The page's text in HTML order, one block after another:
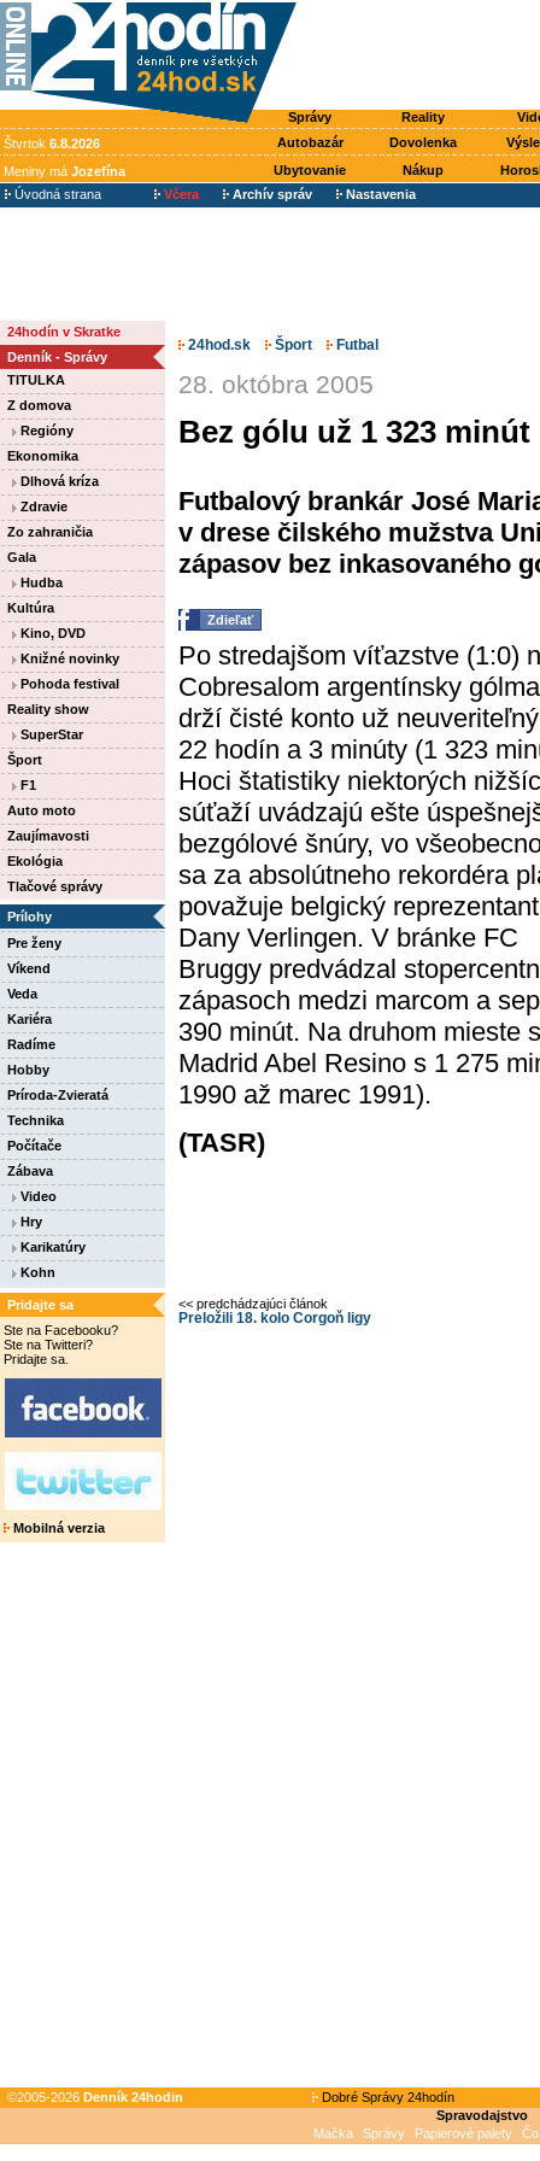
Správy Reality
Štvrtok 6.8.2026 Autobazár Dovolenka
Meniny má Jozefína Ubytovanie Nákup
Úvodná strana
Včera Archív správ Nastavenia
24hodín v Skratke
Denník - Správy
TITULKA
Z domova
Regióny
Ekonomika
Dlhová kríza
Zdravie
Zo zahraničia
Gala
Hudba
Kultúra
Kino, DVD
Knižné novinky
Pohoda festival
Reality show
SuperStar
Šport
F1
Auto moto
Zaujímavosti
Ekológia
Tlačové správy
Prílohy
Pre ženy
Víkend
Veda
Kariéra
Radíme
Hobby
Príroda-Zvieratá
Technika
Počítače
Zábava
Video
Hry
Karikatúry
Kohn
Pridajte sa
Ste na Facebooku?
Ste na Twitteri?
Pridajte sa.
Mobilná verzia
24hod.sk Šport Futbal
28. októbra 2005
Bez gólu už 1 323 minút
Futbalový brankár José
v drese čilského mužstva
zápasov bez inkasovaného
Zdieľať
Po stredajšom víťazstve (1:0)
Cobresalom argentínsky
drží čisté konto už
22 hodín a 3 minúty (1 323
Hoci štatistiky niektorých
súťaží uvádzajú ešte
bezgólové šnúry, vo
sa za absolútneho rekordéra
považuje belgický reprezentant
Dany Verlingen. V bránke FC
Bruggy predvádzal
zápasoch medzi marcom a
390 minút. Na druhom mieste
Madrid Abel Resino s 1 275
1990 až marec 1991).
(TASR)
<< predchádzajúci článok
Preložili 18. kolo Corgoň ligy
©2005-2026 Denník 24hodin
Dobré Správy 24hodín
Spravodajstvo
Mačka
Správy Papierové palety